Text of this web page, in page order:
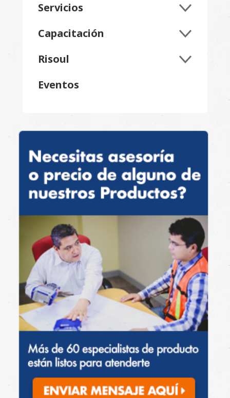
Servicios
Capacitación
Risoul
Eventos